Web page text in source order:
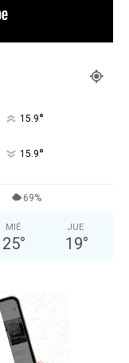
15.9°
15.9°
69%
MIÉ
25°
JUE
19°